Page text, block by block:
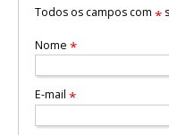
Todos os campos com *
Nome *
E-mail *